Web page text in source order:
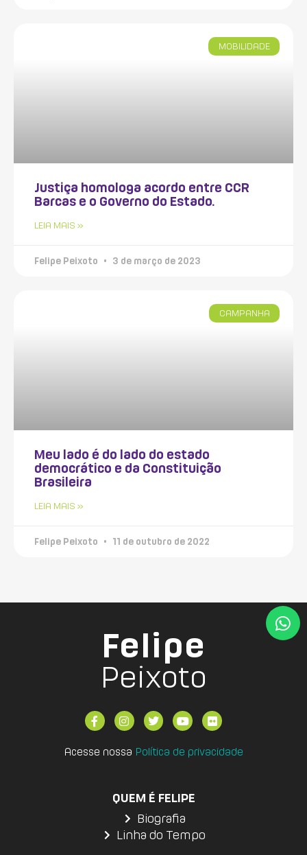
MOBILIDADE
Justiça homologa acordo entre CCR
Barcas e o Governo do Estado.
LEIA MAIS »
Felipe Peixoto 3 de março de 2023
CAMPANHA
Meu lado é do lado do estado
democrático e da Constituição
Brasileira
LEIA MAIS »
Felipe Peixoto 11 de outubro de 2022
Felipe
Peixoto
Acesse nossa Política de privacidade
QUEM É FELIPE
Biografia
Linha do Tempo